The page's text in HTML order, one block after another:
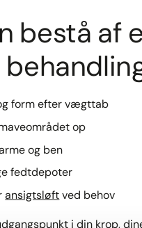
bestå af
form efter vægttab
op
og ben
fedtdepoter
ansigtsløftved behov
i din krop,